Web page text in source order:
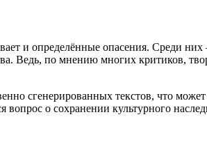
и определённые опасения. Среди
Ведь, по мнению многих критиков,
сгенерированных текстов, что
о сохранении культурного